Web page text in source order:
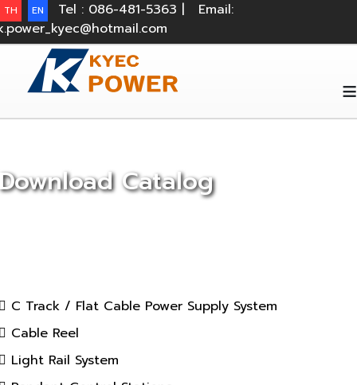
TH EN Tel : 086-481-5363 |
Email:
≡
Catalog
C Track / Flat Cable Power Supply System
Cable Reel
Light Rail System